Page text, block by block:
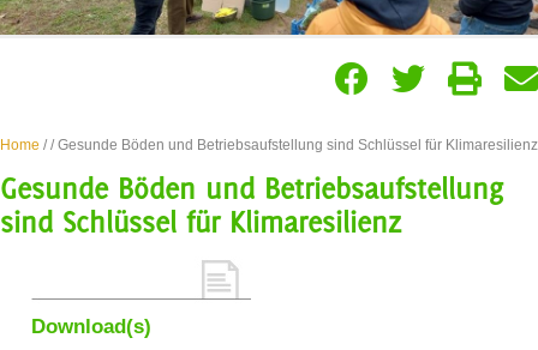
Home // Gesunde Böden und Betriebsaufstellung sind Schlüssel für Klimaresilienz
Gesunde Böden und Betriebsaufstellung
sind Schlüssel für Klimaresilienz
Download(s)